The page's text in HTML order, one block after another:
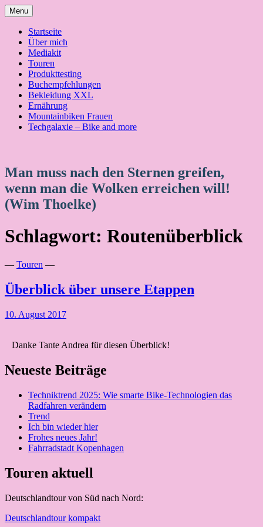
Skip
to
content
Menu
Startseite
Über mich
Mediakit
Touren
Produkttesting
Buchempfehlungen
Bekleidung XXL
Ernährung
Mountainbiken Frauen
Techgalaxie – Bike and more
Man muss nach den Sternen greifen,
wenn man die Wolken erreichen will!
(Wim Thoelke)
Schlagwort: Routenüberblick
— Touren —
Überblick über unsere Etappen
10. August 2017
Danke Tante Andrea für diesen Überblick!
Neueste Beiträge
Techniktrend 2025: Wie smarte Bike-Technologien das
Radfahren verändern
Trend
Ich bin wieder hier
Frohes neues Jahr!
Fahrradstadt Kopenhagen
Touren aktuell
Deutschlandtour von Süd nach Nord:
Deutschlandtour kompakt